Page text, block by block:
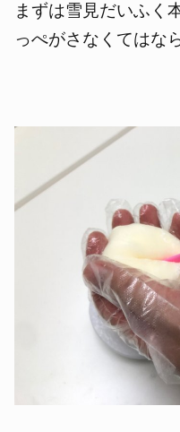
まずは雪見だいふく
っぺがさなくてはな